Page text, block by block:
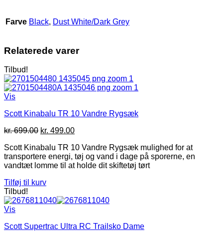
Farve Black, Dust White/Dark Grey
Relaterede varer
Tilbud!
Vis
Scott Kinabalu TR 10 Vandre Rygsæk
kr.699.00 Den
pris
var:
kr. 699.00.
kr. 499.00Den
pris
er:
kr. 499.00.
Scott Kinabalu TR 10 Vandre Rygsæk mulighed for at
transportere energi, tøj og vand i dage på sporerne, en
vandtæt lomme til at holde dit skiftetøj tørt
Tilføj til kurv
Tilbud!
Vis
Scott Supertrac Ultra RC Trailsko Dame